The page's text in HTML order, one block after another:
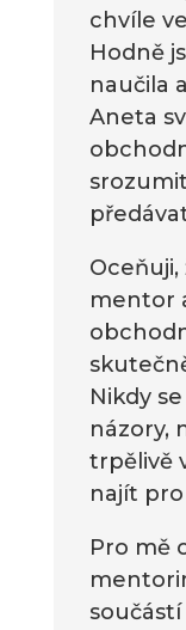
chvíle
Hodně
naučila
Aneta
Oceňuji,
mentor
Nikdy
názory,
trpělivě
najít
Pro mě